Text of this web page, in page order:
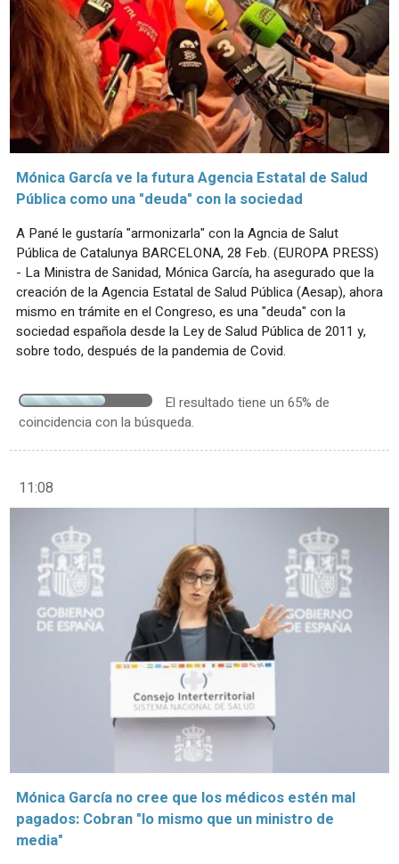
Mónica García ve la futura Agencia Estatal de Salud
Pública como una "deuda" con la sociedad
A Pané le gustaría "armonizarla" con la Agncia de Salut
Pública de Catalunya BARCELONA, 28 Feb. (EUROPA PRESS)
- La Ministra de Sanidad, Mónica García, ha asegurado que la
creación de la Agencia Estatal de Salud Pública (Aesap), ahora
mismo en trámite en el Congreso, es una "deuda" con la
sociedad española desde la Ley de Salud Pública de 2011 y,
sobre todo, después de la pandemia de Covid.
El resultado tiene un 65% de
coincidencia con la búsqueda.
11:08
Mónica García no cree que los médicos estén mal
pagados: Cobran "lo mismo que un ministro de
media"